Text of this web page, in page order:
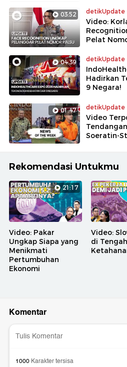
03:52 detikUpdate
Video:
Pelat
04:39 detikUpdate
Hadirkan
9 Negara!
01:47 detikUpdate
Video
Soeratin-
Rekomendasi Untukmu
21:17
Video: Pakar
Ungkap Siapa yang
Menikmati
Pertumbuhan
Ekonomi
Video:
di